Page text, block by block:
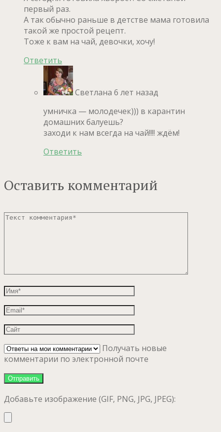
первый раз.
А так обычно раньше в детстве мама готовила
такой же простой рецепт.
Тоже к вам на чай, девочки, хочу!
Ответить
Светлана 6 лет назад
умничка — молодечек))) в карантин
домашних балуешь?
заходи к нам всегда на чай!!!! ждём!
Ответить
Оставить комментарий
Получать новые
комментарии по электронной почте
Добавьте изображение (GIF, PNG, JPG, JPEG):